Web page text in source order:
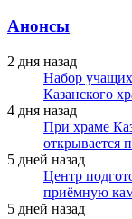
Анонсы
2 дня назад
Набор
Казанского
4 дня назад
При храме
открывается
5 дней назад
Центр
приёмную
5 дней назад